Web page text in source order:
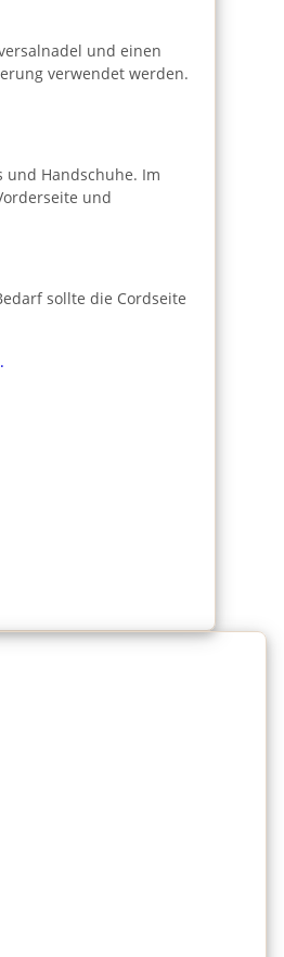
und einen
verwendet werden.
und Handschuhe. Im
und
sollte die Cordseite